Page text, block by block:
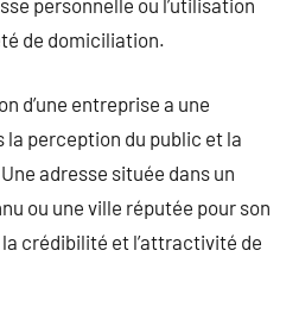
de domiciliation.
d’une entreprise a une
perception du public et la
adresse située dans un
ou une ville réputée pour son
crédibilité et l’attractivité de